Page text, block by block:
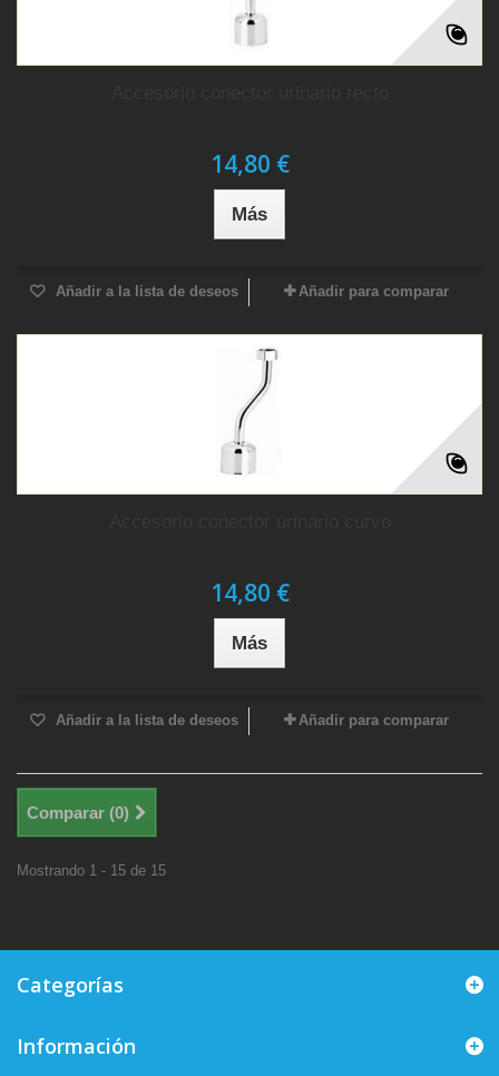
14,80 €
Más
Añadir a la lista de deseos Añadir para comparar
14,80 €
Más
Añadir a la lista de deseos Añadir para comparar
Comparar (0)
Mostrando 1 - 15 de 15
Categorías
Información